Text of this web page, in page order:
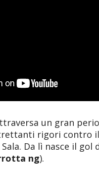
un gran
rigori contro il
Da lì nasce il
ng).